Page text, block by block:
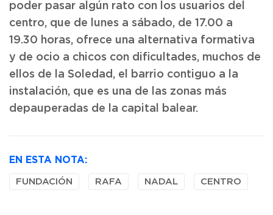
poder pasar algún rato con los usuarios del
centro, que de lunes a sábado, de 17.00 a
19.30 horas, ofrece una alternativa formativa
y de ocio a chicos con dificultades, muchos de
ellos de la Soledad, el barrio contiguo a la
instalación, que es una de las zonas más
depauperadas de la capital balear.
EN ESTA NOTA:
FUNDACIÓN RAFA NADAL CENTRO